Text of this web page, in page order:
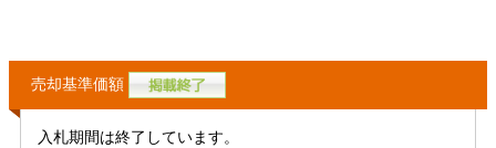
売却基準価額
入札期間は終了しています。